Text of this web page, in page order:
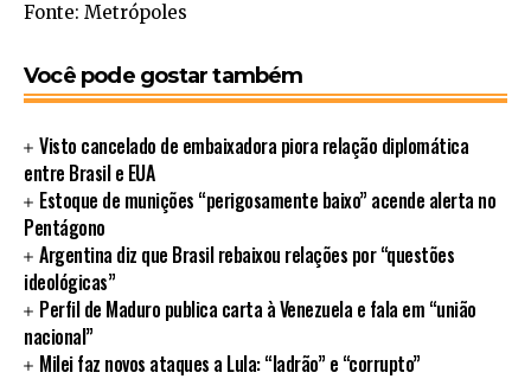
Fonte: Metrópoles
Você pode gostar também
Visto cancelado de embaixadora piora relação diplomática
entre Brasil e EUA
Estoque de munições “perigosamente baixo” acende alerta no
Pentágono
Argentina diz que Brasil rebaixou relações por “questões
ideológicas”
Perfil de Maduro publica carta à Venezuela e fala em “união
nacional”
Milei faz novos ataques a Lula: “ladrão” e “corrupto”